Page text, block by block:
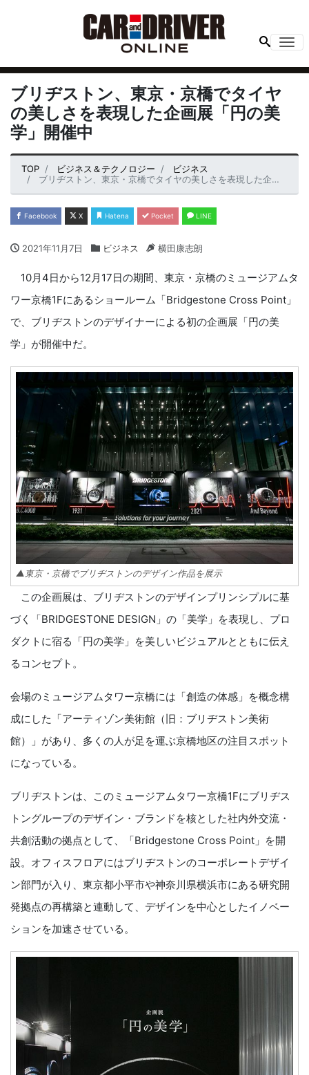
ブリヂストン、東京・京橋でタイヤ
の美しさを表現した企画展「円の美
学」開催中
TOP ビジネス＆テクノロジー
ビジネス
ブリヂストン、東京・京橋でタイヤの美しさを表現した企画展「円の美学」開催中
Facebook X Hatena Pocket LINE
2021年11月7日 ビジネス 横田康志朗
10月4日から12月17日の期間、東京・京橋のミュージアムタ
ワー京橋1Fにあるショールーム「Bridgestone Cross Point」
で、ブリヂストンのデザイナーによる初の企画展「円の美
学」が開催中だ。
▲東京・京橋でブリヂストンのデザイン作品を展示
この企画展は、ブリヂストンのデザインプリンシプルに基
づく「BRIDGESTONE DESIGN」の「美学」を表現し、プロ
ダクトに宿る「円の美学」を美しいビジュアルとともに伝え
るコンセプト。
会場のミュージアムタワー京橋には「創造の体感」を概念構
成にした「アーティゾン美術館（旧：ブリヂストン美術
館）」があり、多くの人が足を運ぶ京橋地区の注目スポット
になっている。
ブリヂストンは、このミュージアムタワー京橋1Fにブリヂス
トングループのデザイン・ブランドを核とした社内外交流・
共創活動の拠点として、「Bridgestone Cross Point」を開
設。オフィスフロアにはブリヂストンのコーポレートデザイ
ン部門が入り、東京都小平市や神奈川県横浜市にある研究開
発拠点の再構築と連動して、デザインを中心としたイノベー
ションを加速させている。